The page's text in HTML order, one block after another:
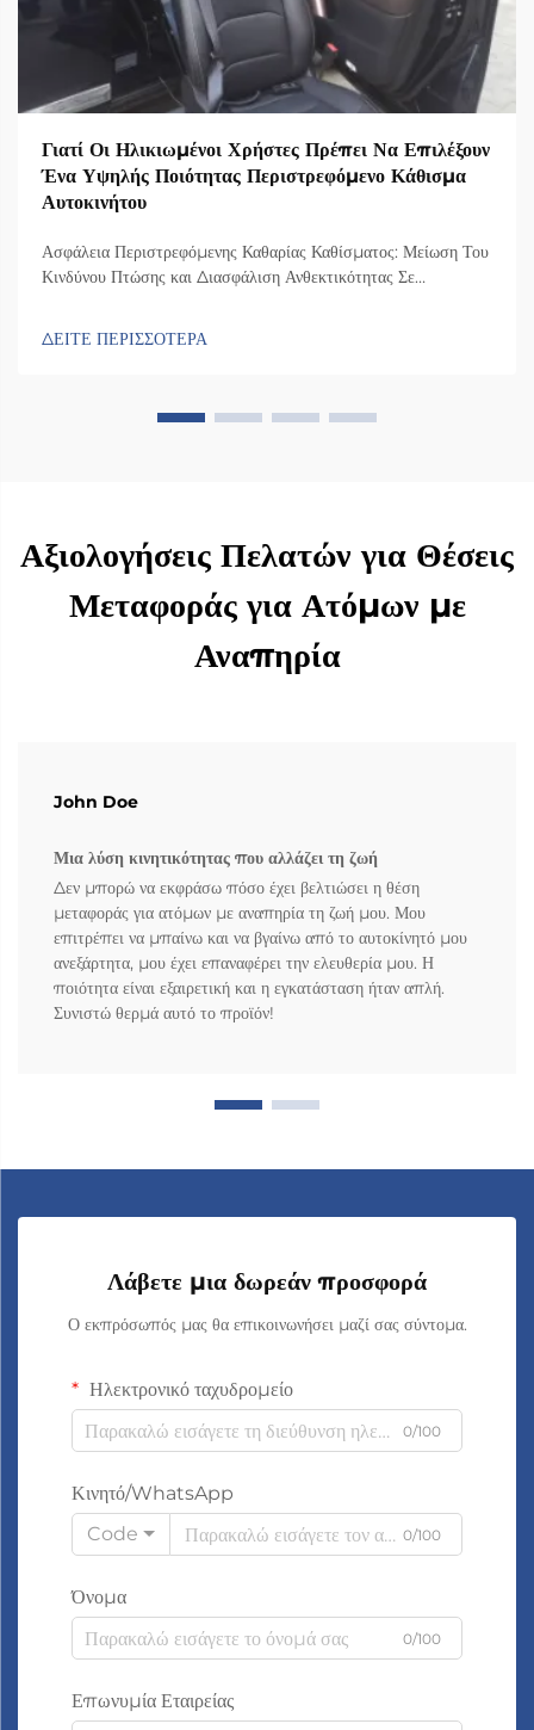
Γιατί Οι Ηλικιωμένοι Χρήστες Πρέπει Να Επιλέξουν
Ένα Υψηλής Ποιότητας Περιστρεφόμενο Κάθισμα
Αυτοκινήτου
Ασφάλεια Περιστρεφόμενης Καθαρίας Καθίσματος: Μείωση Του
Κινδύνου Πτώσης και Διασφάλιση Ανθεκτικότητας Σε
μεταφορές Η καρέκλα διαθέτει έναν ειδικό μηχανισμό
ΔΕΙΤΕ ΠΕΡΙΣΣΟΤΕΡΑ
Αξιολογήσεις Πελατών για Θέσεις
Μεταφοράς για Ατόμων με
Αναπηρία
John Doe
Μια λύση κινητικότητας που αλλάζει τη ζωή
Δεν μπορώ να εκφράσω πόσο έχει βελτιώσει η θέση
μεταφοράς για ατόμων με αναπηρία τη ζωή μου. Μου
επιτρέπει να μπαίνω και να βγαίνω από το αυτοκίνητό μου
ανεξάρτητα, μου έχει επαναφέρει την ελευθερία μου. Η
ποιότητα είναι εξαιρετική και η εγκατάσταση ήταν απλή.
Συνιστώ θερμά αυτό το προϊόν!
Λάβετε μια δωρεάν προσφορά
Ο εκπρόσωπός μας θα επικοινωνήσει μαζί σας σύντομα.
Ηλεκτρονικό ταχυδρομείο
0/100
Κινητό/WhatsApp
Code
0/100
Όνομα
0/100
Επωνυμία Εταιρείας